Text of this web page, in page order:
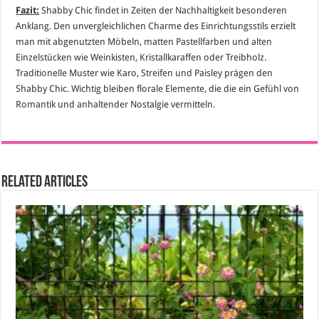
Fazit: Shabby Chic findet in Zeiten der Nachhaltigkeit besonderen
Anklang. Den unvergleichlichen Charme des Einrichtungsstils erzielt
man mit abgenutzten Möbeln, matten Pastellfarben und alten
Einzelstücken wie Weinkisten, Kristallkaraffen oder Treibholz.
Traditionelle Muster wie Karo, Streifen und Paisley prägen den
Shabby Chic. Wichtig bleiben florale Elemente, die die ein Gefühl von
Romantik und anhaltender Nostalgie vermitteln.
Related Articles